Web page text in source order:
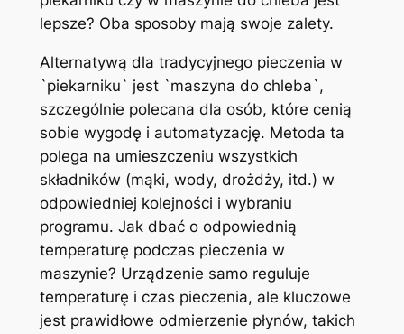
lepsze? Oba sposoby mają swoje zalety.
Alternatywą dla tradycyjnego pieczenia w
`piekarniku` jest `maszyna do chleba`,
szczególnie polecana dla osób, które cenią
sobie wygodę i automatyzację. Metoda ta
polega na umieszczeniu wszystkich
składników (mąki, wody, drożdży, itd.) w
odpowiedniej kolejności i wybraniu
programu. Jak dbać o odpowiednią
temperaturę podczas pieczenia w
maszynie? Urządzenie samo reguluje
temperaturę i czas pieczenia, ale kluczowe
jest prawidłowe odmierzenie płynów, takich